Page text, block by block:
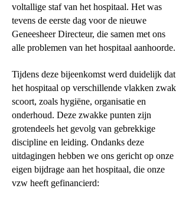
voltallige staf van het hospitaal. Het was
tevens de eerste dag voor de nieuwe
Geneesheer Directeur, die samen met ons
alle problemen van het hospitaal aanhoorde.
Tijdens deze bijeenkomst werd duidelijk dat
het hospitaal op verschillende vlakken zwak
scoort, zoals hygiëne, organisatie en
onderhoud. Deze zwakke punten zijn
grotendeels het gevolg van gebrekkige
discipline en leiding. Ondanks deze
uitdagingen hebben we ons gericht op onze
eigen bijdrage aan het hospitaal, die onze
vzw heeft gefinancierd: